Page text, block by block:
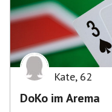
Kate, 62
DoKo im Arema